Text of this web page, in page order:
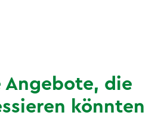
Angebote, die
könnten